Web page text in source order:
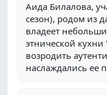
Аида Билалова,
сезон), родом из
владеет
этнической
возродить
наслаждались ее